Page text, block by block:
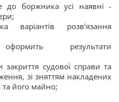
до боржника усі наявні -
варіантів розв'язання
результати
закриття судової справи та
зі зняттям накладених
його майно;